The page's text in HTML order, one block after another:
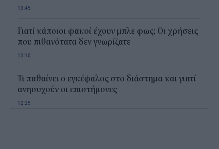
13:45
Γιατί κάποιοι φακοί έχουν μπλε φως; Οι χρήσεις
που πιθανότατα δεν γνωρίζατε
13:10
Τι παθαίνει ο εγκέφαλος στο διάστημα και γιατί
ανησυχούν οι επιστήμονες
12:25